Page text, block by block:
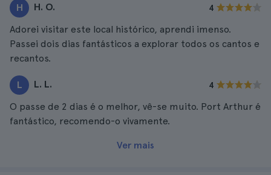
H H. O. 4
Adorei visitar este local histórico, aprendi imenso.
Passei dois dias fantásticos a explorar todos os cantos e
recantos.
L L. L. 4
O passe de 2 dias é o melhor, vê-se muito. Port Arthur é
fantástico, recomendo-o vivamente.
Ver mais